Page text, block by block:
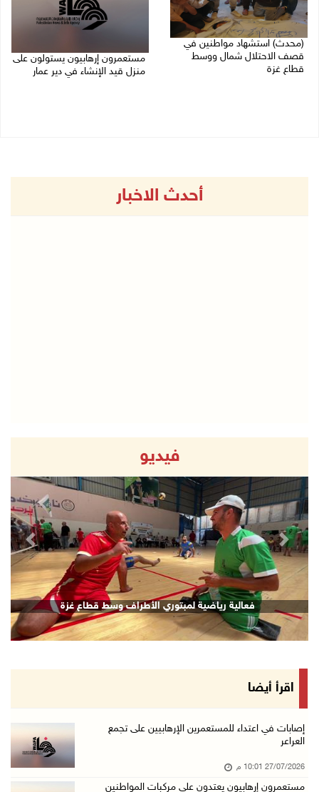
(محدث) استشهاد مواطنين في
قصف الاحتلال شمال ووسط
قطاع غزة
مستعمرون إرهابيون يستولون على
منزل قيد الإنشاء في دير عمار
أحدث الاخبار
فيديو
فعالية رياضية لمبتوري الأطراف وسط قطاع غزة
Next
اقرأ أيضا
إصابات في اعتداء للمستعمرين الإرهابيين على تجمع
العراعر
27/07/2026 10:01 م
مستعمرون إرهابيون يعتدون على مركبات المواطنين